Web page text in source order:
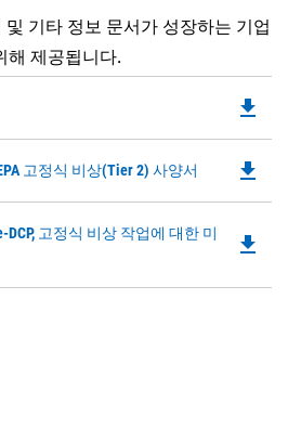
기타 정보 문서가 성장하는 기업
해 제공됩니다.
a
file_download
고정식 비상(Tier 2) 사양서 file_download
DCP, 고정식 비상 작업에 대한 미
file_download